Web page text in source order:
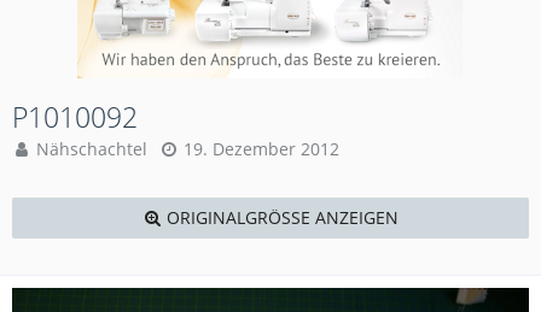
P1010092
Nähschachtel 19. Dezember 2012
ORIGINALGRÖSSE ANZEIGEN